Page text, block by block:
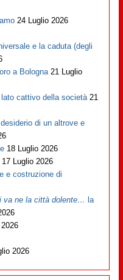
24 Luglio 2026
e la caduta (degli
a Bologna 21 Luglio
cattivo della società 21
di un altrove e
18 Luglio 2026
17 Luglio 2026
e costruzione di
va ne la città dolente… la
2026